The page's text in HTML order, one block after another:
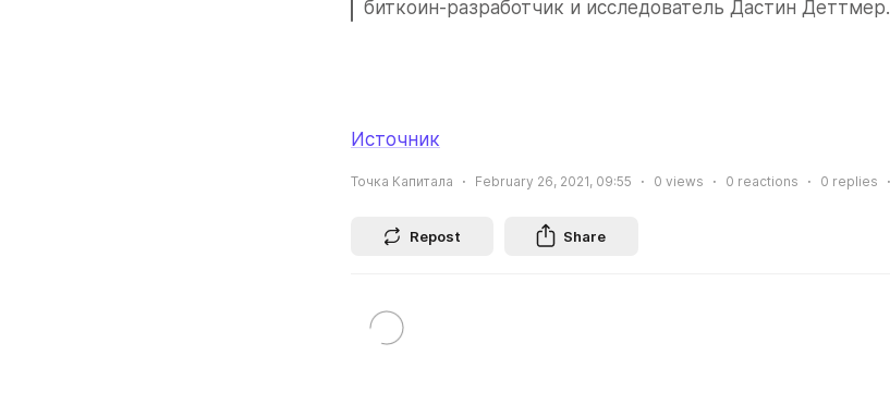
биткоин-разработчик и исследователь Дастин Деттмер.
Источник
Точка Капитала February 26, 2021, 09:55 0 views 0 reactions 0 replies
Repost Share